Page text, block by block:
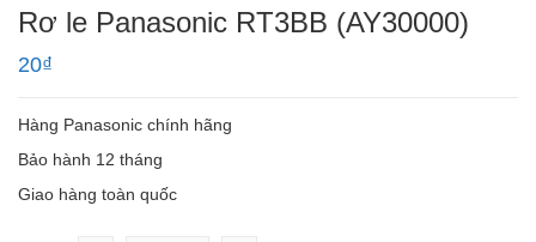
Rơ le Panasonic RT3BB (AY30000)
20₫
Hàng Panasonic chính hãng
Bảo hành 12 tháng
Giao hàng toàn quốc